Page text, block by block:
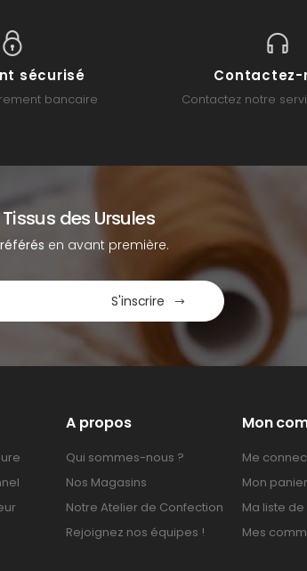
sécurisé
bancaire
Contactez-
Contactez notre
des Ursules
en avant première.
S'inscrire
A propos
Qui sommes-nous ?
Nos Magasins
Notre Atelier de Confection
Rejoignez nos équipes !
Mon
Me
Mon panier
Ma liste
Mes